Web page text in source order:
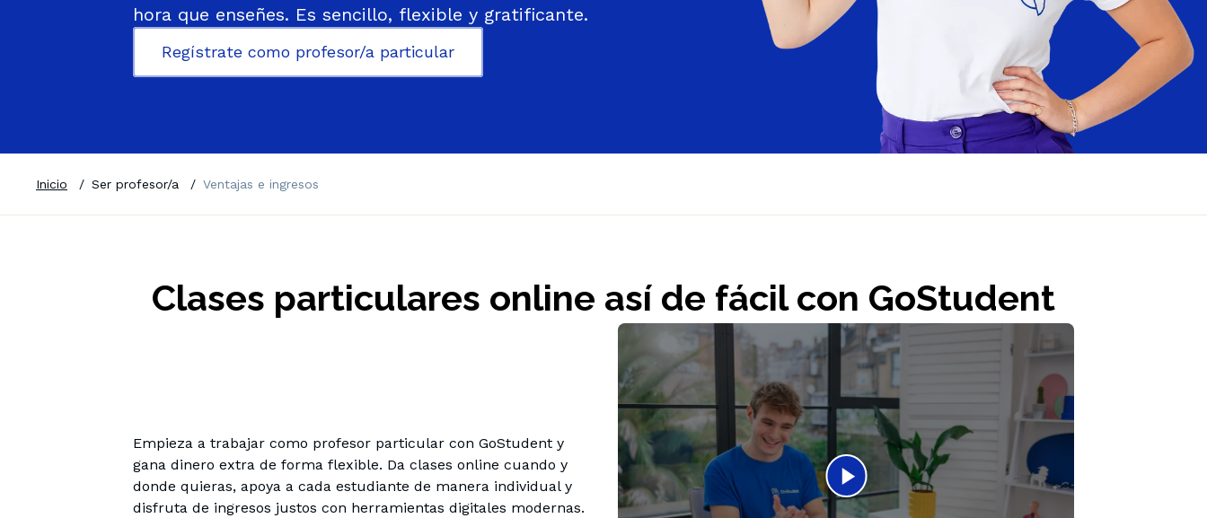
Ελλάδα (Ελληνικά)
hora que enseñes. Es sencillo, flexible y gratificante.
Regístrate como profesor/a particular
Inicio / Ser profesor/a / Ventajas e ingresos
Clases particulares online así de fácil con GoStudent
Empieza a trabajar como profesor particular con GoStudent y
gana dinero extra de forma flexible. Da clases online cuando y
donde quieras, apoya a cada estudiante de manera individual y
disfruta de ingresos justos con herramientas digitales modernas.